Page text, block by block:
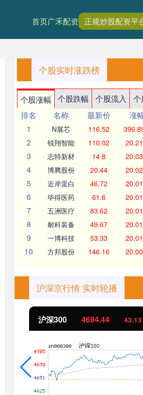
首页广禾配资 正规炒股配资平
个股实时涨跌榜
个股涨幅 个股跌幅 个股流入 个
排名
名称 最新价 涨
1
N展芯 116.52
2 锐翔智能 110.02
3 志特新材 14.8
4 博腾股份 20.44
5 近岸蛋白 46.72
6 毕得医药 61.6
7 五洲医疗 83.62
8 耐科装备 49.67
9 一博科技 53.33
10 方邦股份 146.16
沪深京行情 实时轮播
沪深300 4694.44 43.13